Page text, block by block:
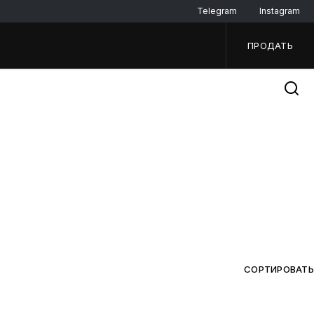
Telegram Instagram
ПРОДАТЬ
СОРТИРОВАТЬ